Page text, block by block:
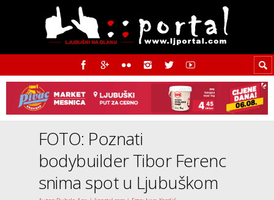
FOTO: Poznati
bodybuilder Tibor Ferenc
snima spot u Ljubuškom